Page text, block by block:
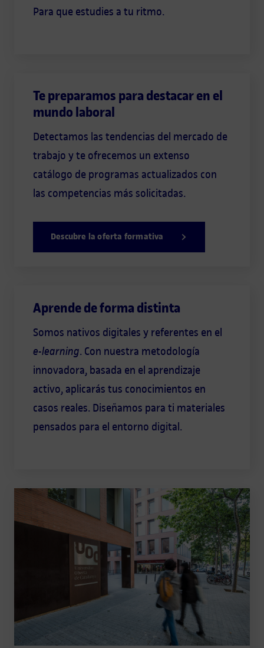
Para que estudies a tu ritmo.
Te preparamos para destacar en el
mundo laboral
Detectamos las tendencias del mercado de
trabajo y te ofrecemos un extenso
catálogo de programas actualizados con
las competencias más solicitadas.
Descubre la oferta formativa
Aprende de forma distinta
Somos nativos digitales y referentes en el
e-learning. Con nuestra metodología
innovadora, basada en el aprendizaje
activo, aplicarás tus conocimientos en
casos reales. Diseñamos para ti materiales
pensados para el entorno digital.